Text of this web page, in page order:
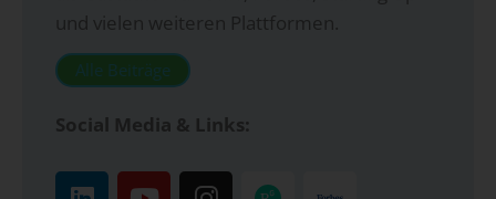
und vielen weiteren Plattformen.
Alle Beiträge
Social Media & Links: